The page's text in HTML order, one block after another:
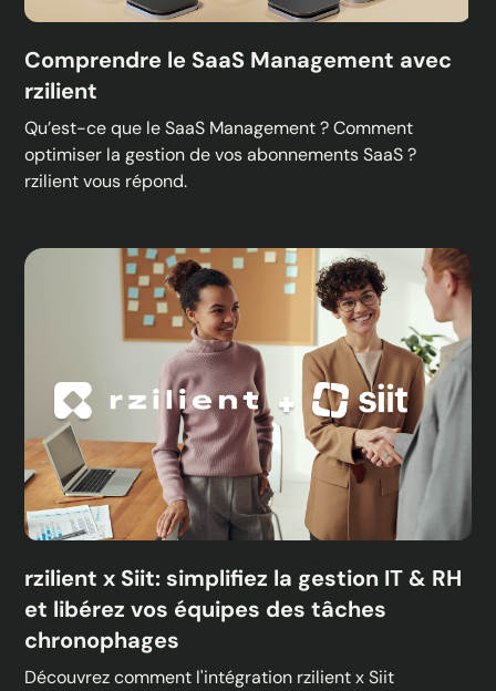
Comprendre le SaaS Management avec
rzilient
Qu’est-ce que le SaaS Management ? Comment
optimiser la gestion de vos abonnements SaaS ?
rzilient vous répond.
rzilient x Siit: simplifiez la gestion IT & RH
et libérez vos équipes des tâches
chronophages
Découvrez comment l'intégration rzilient x Siit